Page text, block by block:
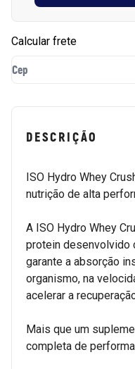
Calcular frete
DESCRIÇÃO
ISO Hydro Whey
nutrição de alta
A ISO Hydro Whey
protein desenvolvido
garante a absorção
organismo, na
acelerar a
Mais que um
completa de